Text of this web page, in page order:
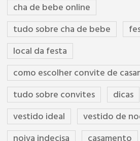
cha de bebe online
tudo sobre cha de bebe
local da festa
como escolher convite de
tudo sobre convites
dicas
vestido ideal
vestido de